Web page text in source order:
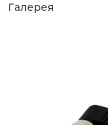
Галерея